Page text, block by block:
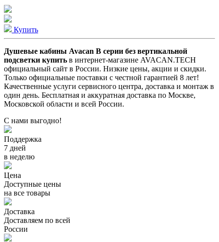
Купить
Душевые кабины Avacan B серии без вертикальной
подсветки купить в интернет-магазине AVACAN.TECH
официальный сайт в России. Низкие цены, акции и скидки.
Только официальные поставки c честной гарантией 8 лет!
Качественные услуги сервисного центра, доставка и монтаж в
один день. Бесплатная и аккуратная доставка по Москве,
Московской области и всей России.
С нами выгодно!
Поддержка
7 дней
в неделю
Цена
Доступные цены
на все товары
Доставка
Доставляем по всей
России